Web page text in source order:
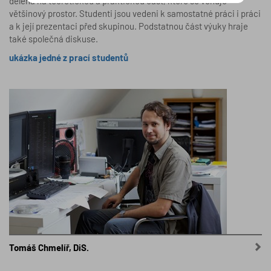
většinový prostor. Studenti jsou vedeni k samostatné práci i práci
a k její prezentaci před skupinou. Podstatnou část výuky hraje
také společná diskuse.
ukázka jedné z prací studentů
Tomáš Chmelíř, DiS.